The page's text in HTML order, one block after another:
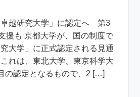
卓越研究大学」に認定へ 第3
援も 京都大学が、国の制度で
大学」に正式認定される見通
れは、東北大学、東京科学大
の認定となるもので、2 […]